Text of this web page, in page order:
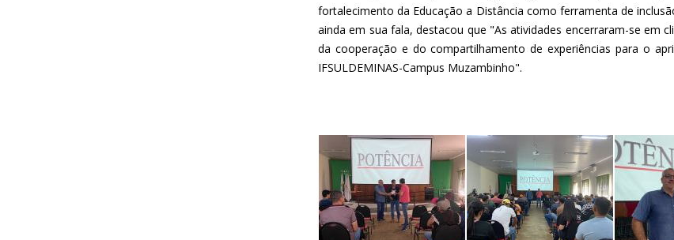
fortalecimento da Educação a Distância como ferramenta de
ainda em sua fala, destacou que "As atividades encerraram-se em
da cooperação e do compartilhamento de experiências para o
IFSULDEMINAS-Campus Muzambinho".